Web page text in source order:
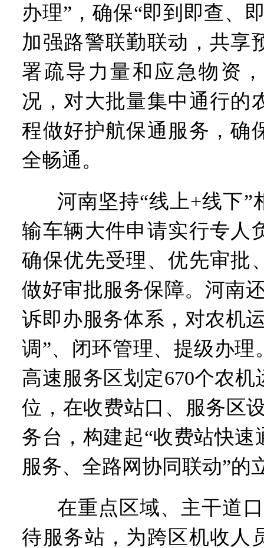
办理”，确保“即到即查、
加强路警联勤联动，共享
署疏导力量和应急物资
况，对大批量集中通行的
程做好护航保通服务，确
全畅通。
河南坚持“线上+线下”
输车辆大件申请实行专人
确保优先受理、优先审批
做好审批服务保障。河南
诉即办服务体系，对农机
调”、闭环管理、提级办理
高速服务区划定670个农
位，在收费站口、服务区
务台，构建起“收费站快速
服务、全路网协同联动”的
在重点区域、主干道
待服务站，为跨区机收人